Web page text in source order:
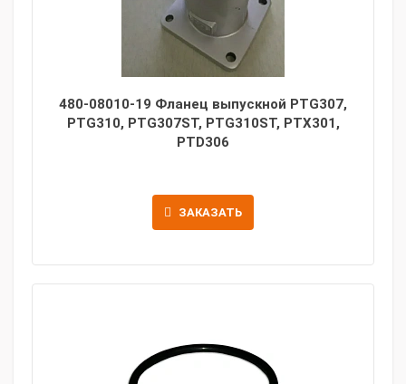
480-08010-19 Фланец выпускной PTG307,
PTG310, PTG307ST, PTG310ST, PTX301,
PTD306
ЗАКАЗАТЬ